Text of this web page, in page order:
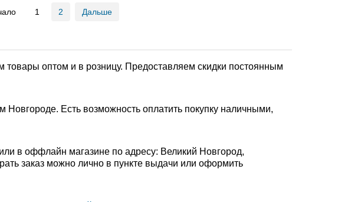
1 2 Дальше
товары оптом и в розницу. Предоставляем скидки постоянным
Есть возможность оплатить покупку наличными,
в оффлайн магазине по адресу: Великий Новгород,
заказ можно лично в пункте выдачи или оформить